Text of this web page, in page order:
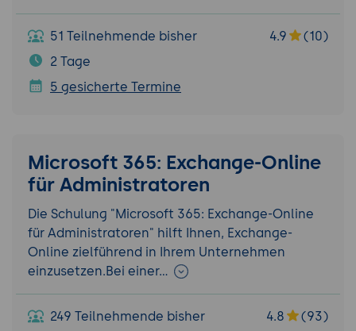
51 Teilnehmende bisher 4.9
(10)
2 Tage
5 gesicherte Termine
Microsoft 365: Exchange-Online
für Administratoren
Die Schulung "Microsoft 365: Exchange-Online
für Administratoren" hilft Ihnen, Exchange-
Online zielführend in Ihrem Unternehmen
einzusetzen.Bei einer…
249 Teilnehmende bisher 4.8 (93)